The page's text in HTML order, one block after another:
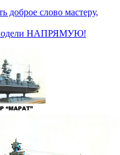
доброе слово мастеру,
НАПРЯМУЮ!